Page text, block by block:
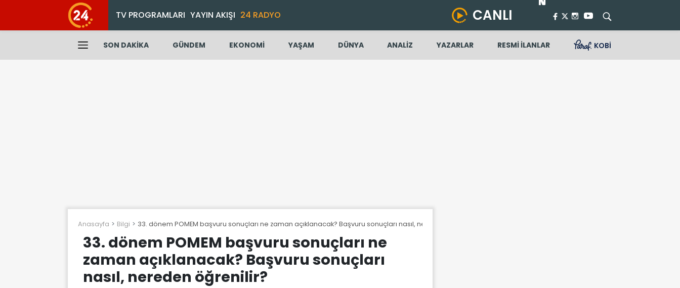
TV PROGRAMLARI YAYIN AKIŞI 24 RADYO CANLI
SON DAKİKA GÜNDEM EKONOMİ YAŞAM DÜNYA ANALİZ YAZARLAR RESMİ İLANLAR KOBİ
Anasayfa Bilgi 33. dönem POMEM başvuru sonuçları ne zaman açıklanacak? Başvuru sonuçları nasıl, nereden öğrenilir?
33. dönem POMEM başvuru sonuçları ne
zaman açıklanacak? Başvuru sonuçları
nasıl, nereden öğrenilir?